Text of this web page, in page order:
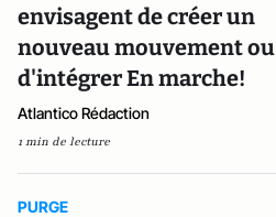
envisagent de créer un
nouveau mouvement ou
d'intégrer En marche!
Atlantico Rédaction
1 min de lecture
PURGE